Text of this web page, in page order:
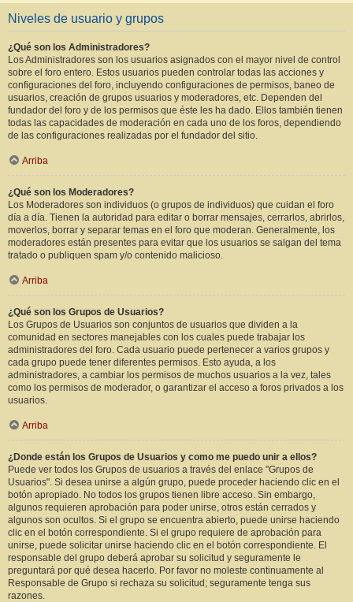
Niveles de usuario y grupos
¿Qué son los Administradores?
Los Administradores son los usuarios asignados con el mayor nivel de control
sobre el foro entero. Estos usuarios pueden controlar todas las acciones y
configuraciones del foro, incluyendo configuraciones de permisos, baneo de
usuarios, creación de grupos usuarios y moderadores, etc. Dependen del
fundador del foro y de los permisos que éste les ha dado. Ellos también tienen
todas las capacidades de moderación en cada uno de los foros, dependiendo
de las configuraciones realizadas por el fundador del sitio.
Arriba
¿Qué son los Moderadores?
Los Moderadores son individuos (o grupos de individuos) que cuidan el foro
día a día. Tienen la autoridad para editar o borrar mensajes, cerrarlos, abrirlos,
moverlos, borrar y separar temas en el foro que moderan. Generalmente, los
moderadores están presentes para evitar que los usuarios se salgan del tema
tratado o publiquen spam y/o contenido malicioso.
Arriba
¿Qué son los Grupos de Usuarios?
Los Grupos de Usuarios son conjuntos de usuarios que dividen a la
comunidad en sectores manejables con los cuales puede trabajar los
administradores del foro. Cada usuario puede pertenecer a varios grupos y
cada grupo puede tener diferentes permisos. Esto ayuda, a los
administradores, a cambiar los permisos de muchos usuarios a la vez, tales
como los permisos de moderador, o garantizar el acceso a foros privados a los
usuarios.
Arriba
¿Donde están los Grupos de Usuarios y como me puedo unir a ellos?
Puede ver todos los Grupos de usuarios a través del enlace "Grupos de
Usuarios". Si desea unirse a algún grupo, puede proceder haciendo clic en el
botón apropiado. No todos los grupos tienen libre acceso. Sin embargo,
algunos requieren aprobación para poder unirse, otros están cerrados y
algunos son ocultos. Si el grupo se encuentra abierto, puede unirse haciendo
clic en el botón correspondiente. Si el grupo requiere de aprobación para
unirse, puede solicitar unirse haciendo clic en el botón correspondiente. El
responsable del grupo deberá aprobar su solicitud y seguramente le
preguntará por qué desea hacerlo. Por favor no moleste continuamente al
Responsable de Grupo si rechaza su solicitud; seguramente tenga sus
razones.